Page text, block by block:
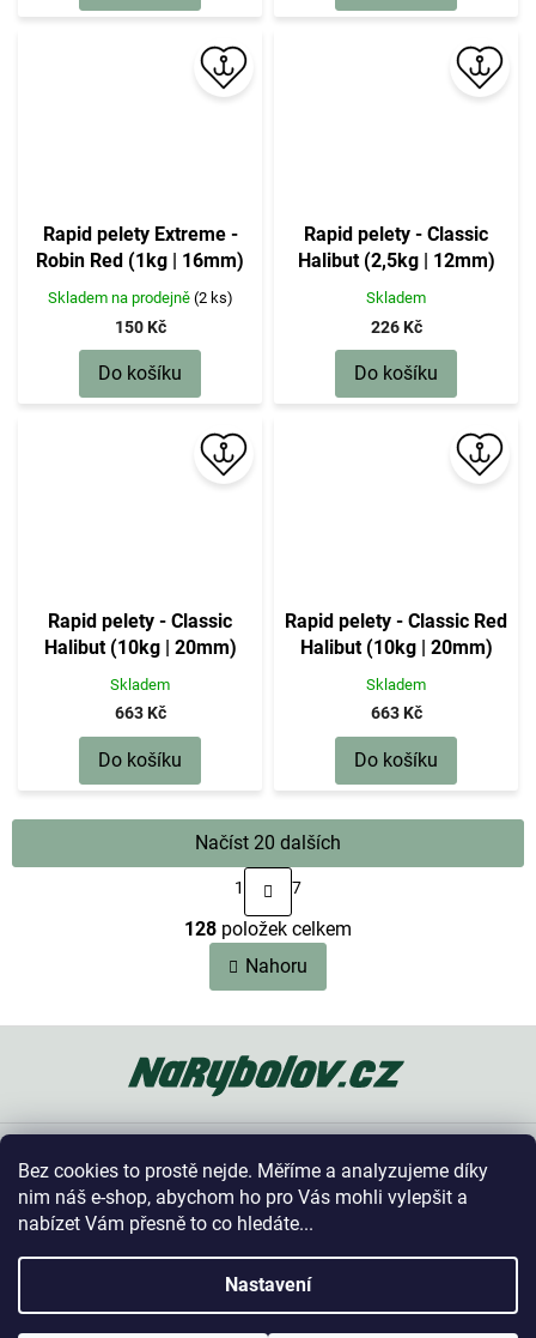
Bez cookies to prostě nejde. Měříme a analyzujeme díky
nim náš e-shop, abychom ho pro Vás mohli vylepšit a
nabízet Vám přesně to co hledáte...
Nastavení
Rapid pelety Extreme -
Robin Red (1kg | 16mm)
Skladem na prodejně (2 ks)
150 Kč
Do košíku
Rapid pelety - Classic
Halibut (2,5kg | 12mm)
Skladem
226 Kč
Do košíku
Rapid pelety - Classic
Halibut (10kg | 20mm)
Skladem
663 Kč
Do košíku
Rapid pelety - Classic Red
Halibut (10kg | 20mm)
Skladem
663 Kč
Do košíku
O
v
l
a
í
r
v
k
y
v
ý
p
i
Načíst 20 dalších
S
t
r
á
n
k
o
n
í
1 7
128 položek celkem
Nahoru
a
t
Vše o nákupu
Kontakt